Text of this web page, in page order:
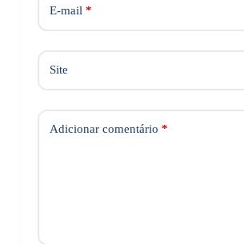
E-mail *
Site
Adicionar comentário *